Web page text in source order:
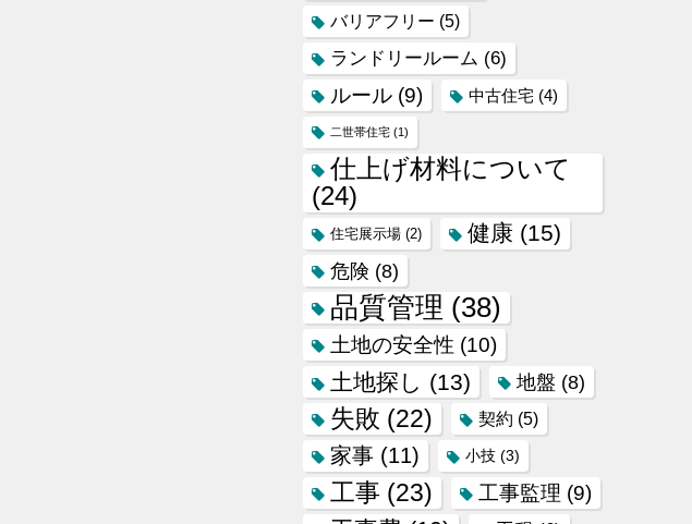
バリアフリー (5)
ランドリールーム (6)
ルール (9) 中古住宅 (4)
二世帯住宅 (1)
仕上げ材料について
(24)
住宅展示場 (2) 健康 (15)
危険 (8)
品質管理 (38)
土地の安全性 (10)
土地探し (13) 地盤 (8)
失敗 (22) 契約 (5)
家事 (11) 小技 (3)
工事 (23) 工事監理 (9)